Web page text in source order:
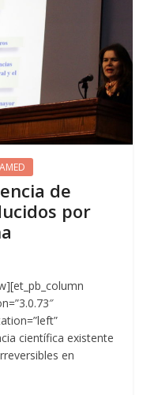
de
por
científica existente
en